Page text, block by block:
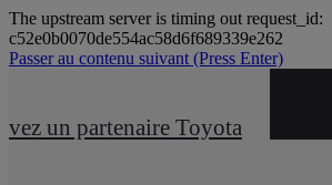
The upstream server is timing out request_id:
c52e0b0070de554ac58d6f689339e262
Passer au contenu suivant (Press Enter)
un partenaire Toyota